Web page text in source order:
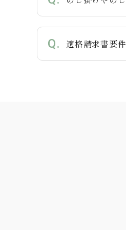
適格請求書要